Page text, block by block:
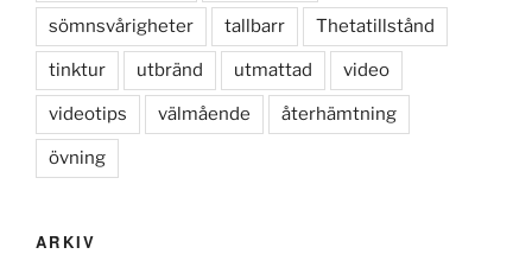
sömnsvårigheter tallbarr Thetatillstånd
tinktur utbränd utmattad video
videotips välmående återhämtning
övning
ARKIV